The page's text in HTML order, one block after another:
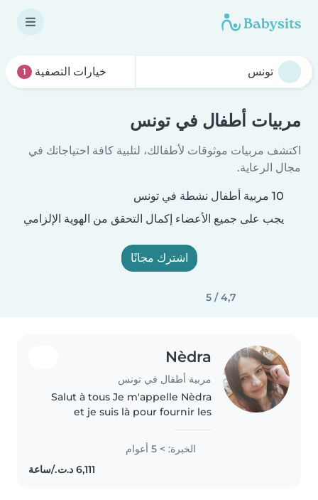
خيارات التصفية 1
مربيات أطفال في تونس
اكتشف مربيات موثوقات لأطفالك، لتلبية كافة احتياجاتك في
مجال الرعاية.
10 مربية أطفال نشطة في تونس
يجب على جميع الأعضاء إكمال التحقق من الهوية الإلزامي
اشترك مجانًا
4,7 / 5
Nèdra
مربية أطفال في تونس
Salut à tous Je m'appelle Nèdra
et je suis là pour fournir les
babysitting à vos enfants . Je suis
très empathique, attentive et
créative avec les enfants...
الخبرة: > 5 أعوام